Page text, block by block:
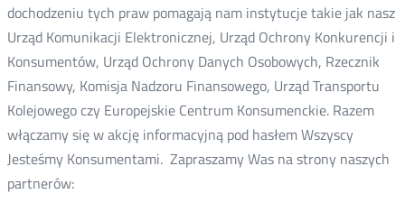
dochodzeniu tych praw pomagają nam instytucje takie jak nasz
Urząd Komunikacji Elektronicznej, Urząd Ochrony Konkurencji i
Konsumentów, Urząd Ochrony Danych Osobowych, Rzecznik
Finansowy, Komisja Nadzoru Finansowego, Urząd Transportu
Kolejowego czy Europejskie Centrum Konsumenckie. Razem
włączamy się w akcję informacyjną pod hasłem Wszyscy
Jesteśmy Konsumentami. Zapraszamy Was na strony naszych
partnerów: